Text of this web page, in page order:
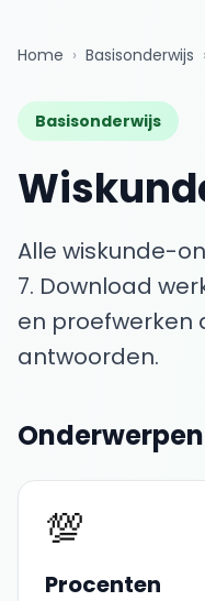
Home › Basisonderwijs ›
Basisonderwijs
Alle wiskunde-
7. Download
en proefwerken
antwoorden.
Onderwerpen
💯
Procenten